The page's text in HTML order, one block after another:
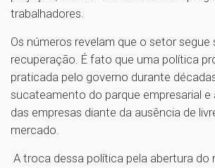
trabalhadores.
Os números revelam que o setor segue
recuperação. É fato que uma política
praticada pelo governo durante
sucateamento do parque empresarial
das empresas diante da ausência de
mercado.
A troca dessa política pela abertura do